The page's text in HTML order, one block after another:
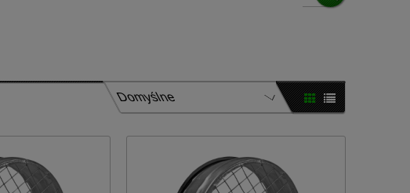
do FILTRUJ